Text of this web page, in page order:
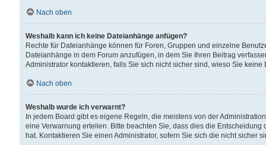
Nach oben
Weshalb kann ich keine Dateianhänge anfügen?
Rechte für Dateianhänge können für Foren, Gruppen und einzelne
Dateianhänge in dem Forum anzufügen, in dem Sie Ihren Beitrag
Administrator kontaktieren, falls Sie sich nicht sicher sind, wieso Sie
Nach oben
Weshalb wurde ich verwarnt?
In jedem Board gibt es eigene Regeln, die meistens von der
eine Verwarnung erteilen. Bitte beachten Sie, dass dies die
hat. Kontaktieren Sie einen Administrator, sofern Sie sich die nicht sicher